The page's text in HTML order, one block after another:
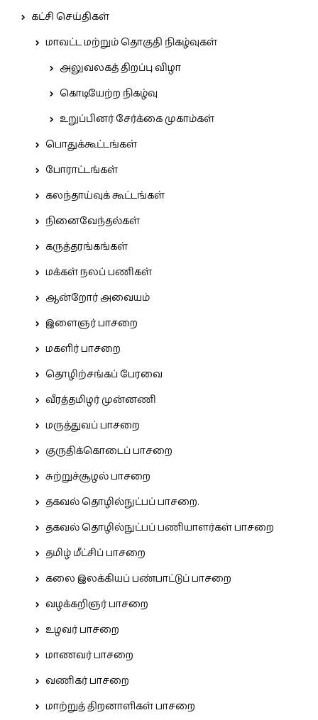
கட்சி செய்திகள்
மாவட்ட மற்றும் தொகுதி நிகழ்வுகள்
அலுவலகத் திறப்பு விழா
கொடியேற்ற நிகழ்வு
உறுப்பினர் சேர்க்கை முகாம்கள்
பொதுக்கூட்டங்கள்
போராட்டங்கள்
கலந்தாய்வுக் கூட்டங்கள்
நினைவேந்தல்கள்
கருத்தரங்கங்கள்
மக்கள் நலப் பணிகள்
ஆன்றோர் அவையம்
இளைஞர் பாசறை
மகளிர் பாசறை
தொழிற்சங்கப் பேரவை
வீரத்தமிழர் முன்னணி
மருத்துவப் பாசறை
குருதிக்கொடைப் பாசறை
சுற்றுச்சூழல் பாசறை
தகவல் தொழில்நுட்பப் பாசறை.
தகவல் தொழில்நுட்பப் பணியாளர்கள் பாசறை
தமிழ் மீட்சிப் பாசறை
கலை இலக்கியப் பண்பாட்டுப் பாசறை
வழக்கறிஞர் பாசறை
உழவர் பாசறை
மாணவர் பாசறை
வணிகர் பாசறை
மாற்றுத் திறனாளிகள் பாசறை